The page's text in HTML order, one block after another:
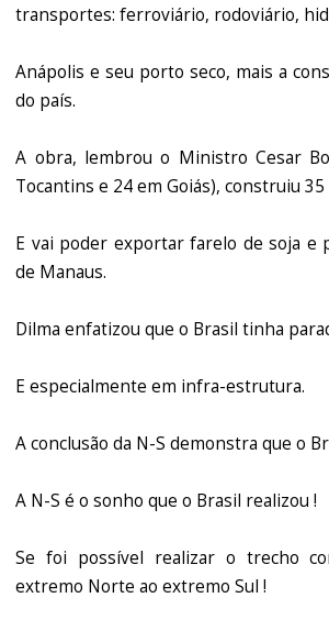
transportes: ferroviário, rodoviário,
Anápolis e seu porto seco, mais a
do país.
A obra, lembrou o Ministro Cesar
Tocantins e 24 em Goiás), construiu
E vai poder exportar farelo de soja e
de Manaus.
Dilma enfatizou que o Brasil tinha
E especialmente em infra-estrutura.
A conclusão da N-S demonstra que o
A N-S é o sonho que o Brasil realizou !
Se foi possível realizar o trecho
extremo Norte ao extremo Sul !